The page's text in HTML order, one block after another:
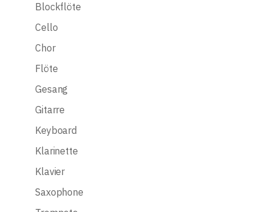
Blockflöte
Cello
Chor
Flöte
Gesang
Gitarre
Keyboard
Klarinette
Klavier
Saxophone